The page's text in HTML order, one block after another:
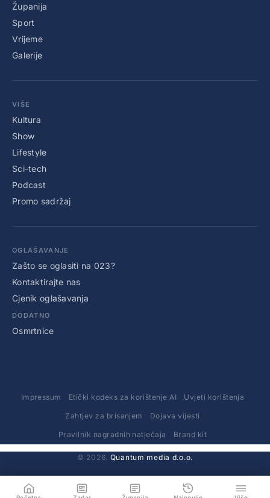
Županija
Sport
Vrijeme
Galerije
VIŠE
Kultura
Show
Lifestyle
Sci-tech
Podcast
Promo sadržaj
OGLAŠAVANJE
Zašto se oglasiti na 023?
Kontaktirajte nas
Cjenik oglašavanja
DODATNO
Osmrtnice
Impressum Etički kodeks za korištenje AI Uvjeti korištenja
Zahtjev za brisanjem Dojava vijesti
Pravilnik nagradnih natječaja Brand kit
© 2026. Quantum media d.o.o.